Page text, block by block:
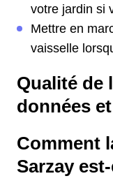
votre jardin si
Mettre en
vaisselle
Qualité de
données
Comment
Sarzay